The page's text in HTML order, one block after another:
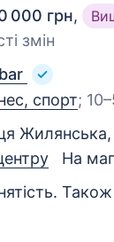
000 грн,
змін
спорт;
На
Також